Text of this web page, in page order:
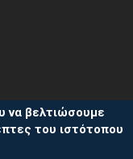
να βελτιώσουμε
του ιστότοπου